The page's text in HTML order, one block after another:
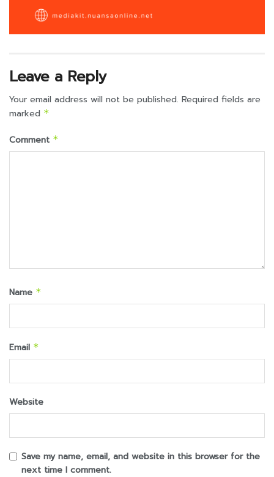
Leave a Reply
Your email address will not be published. Required fields are
marked *
Comment *
Name *
Email *
Website
Save my name, email, and website in this browser for the
next time I comment.